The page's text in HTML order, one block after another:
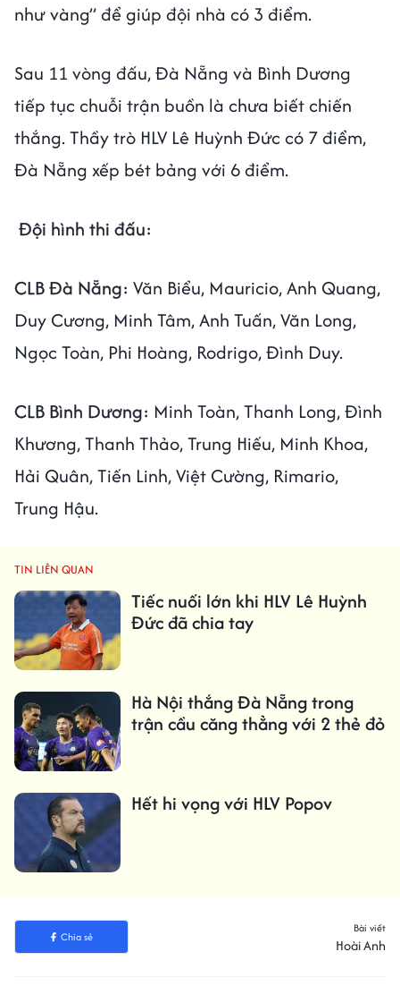
như vàng” để giúp đội nhà có 3 điểm.
Sau 11 vòng đấu, Đà Nẵng và Bình Dương
tiếp tục chuỗi trận buồn là chưa biết chiến
thắng. Thầy trò HLV Lê Huỳnh Đức có 7 điểm,
Đà Nẵng xếp bét bảng với 6 điểm.
Đội hình thi đấu:
CLB Đà Nẵng: Văn Biểu, Mauricio, Anh Quang,
Duy Cương, Minh Tâm, Anh Tuấn, Văn Long,
Ngọc Toàn, Phi Hoàng, Rodrigo, Đình Duy.
CLB Bình Dương: Minh Toàn, Thanh Long, Đình
Khương, Thanh Thảo, Trung Hiếu, Minh Khoa,
Hải Quân, Tiến Linh, Việt Cường, Rimario,
Trung Hậu.
TIN LIÊN QUAN
Tiếc nuối lớn khi HLV Lê Huỳnh
Đức đã chia tay
Hà Nội thắng Đà Nẵng trong
trận cầu căng thẳng với 2 thẻ đỏ
Hết hi vọng với HLV Popov
Chia sẻ
Bài viết
Hoài Anh